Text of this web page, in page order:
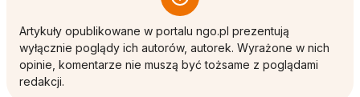
Artykuły opublikowane w portalu ngo.pl prezentują
wyłącznie poglądy ich autorów, autorek. Wyrażone w nich
opinie, komentarze nie muszą być tożsame z poglądami
redakcji.